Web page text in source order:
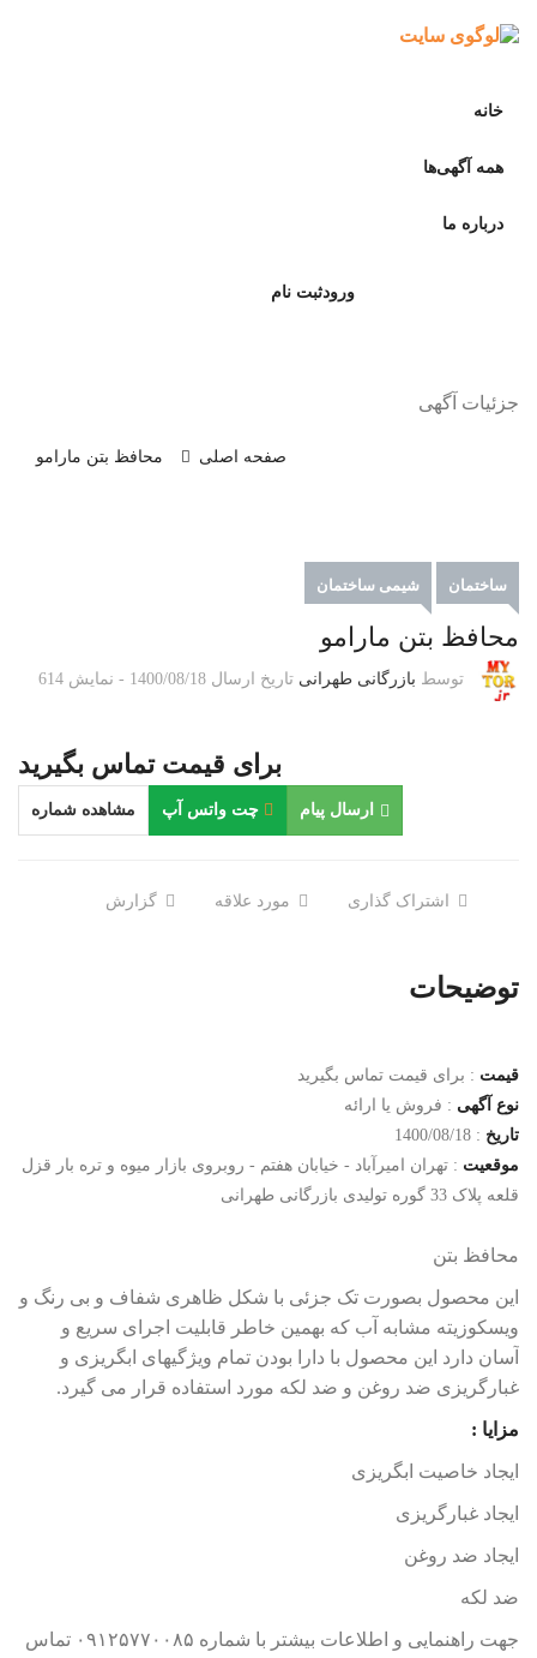
خانه
همه آگهی‌ها
درباره ما
ورودثبت نام
جزئیات آگهی
صفحه اصلی محافظ بتن مارامو
ساختمان شیمی ساختمان
محافظ بتن مارامو
توسط بازرگانی طهرانی تاریخ ارسال 1400/08/18
- نمایش 614
برای قیمت تماس بگیرید
ارسال پیام چت واتس آپ مشاهده شماره
اشتراک گذاری مورد علاقه گزارش
توضیحات
قیمت : برای قیمت تماس بگیرید
نوع آگهی : فروش یا ارائه
تاریخ :
موقعیت : تهران امیرآباد - خیابان هفتم - روبروی بازار میوه و تره بار قزل
قلعه پلاک 33 گوره تولیدی بازرگانی طهرانی
محافظ بتن
این محصول بصورت تک جزئی با شکل ظاهری شفاف و بی رنگ و
ویسکوزیته مشابه آب که بهمین خاطر قابلیت اجرای سریع و
آسان دارد این محصول با دارا بودن تمام ویژگیهای ابگریزی و
غبارگریزی ضد روغن و ضد لکه مورد استفاده قرار می گیرد.
مزایا :
ایجاد خاصیت ابگریزی
ایجاد غبارگریزی
ایجاد ضد روغن
ضد لکه
جهت راهنمایی و اطلاعات بیشتر با شماره ۰۹۱۲۵۷۷۰۰۸۵ تماس